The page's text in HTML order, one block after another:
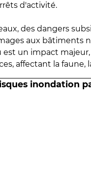
d'activité.
des dangers
aux bâtiments
est un impact
affectant la faune,
inondation